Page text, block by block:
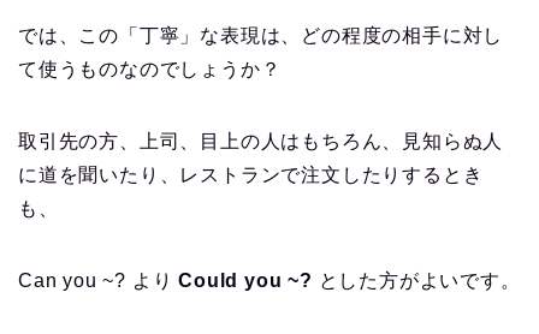
では、この「丁寧」な表現は、どの程度の相手に対し
て使うものなのでしょうか？
取引先の方、上司、目上の人はもちろん、見知らぬ人
に道を聞いたり、レストランで注文したりするとき
も、
Can you ~? より Could you ~? とした方がよいです。